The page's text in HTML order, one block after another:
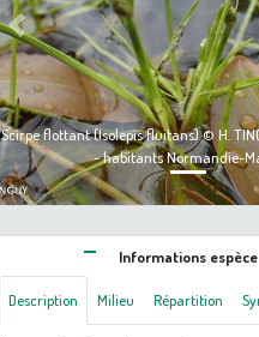
Scirpe flottant (Isolepis fluitans) © H.
- habitants Normandie-
Previous
Informations espèce
Description Milieu Répartition